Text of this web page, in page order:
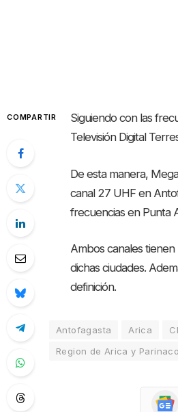
COMPARTIR
Siguiendo con las
Televisión Digital
De esta manera,
canal 27 UHF en
frecuencias en Punta
Ambos canales
dichas ciudades.
definición.
Antofagasta Arica
Region de Arica y